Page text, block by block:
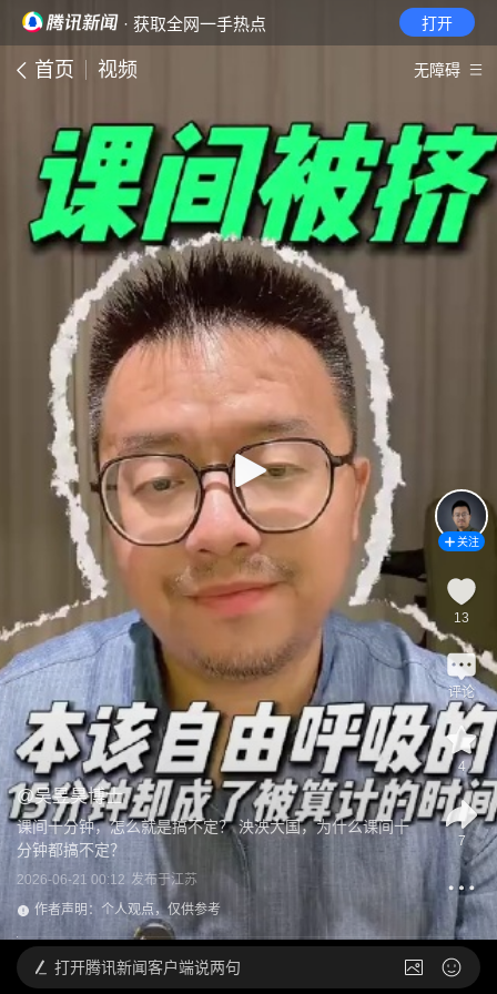
· 获取全网一手热点 打开
首页 视频 无障碍
@吴昱昊博士
课间十分钟，怎么就是搞不定？ 泱泱大国，为什么课间十
分钟都搞不定？
2026-06-21 00:12 发布于江苏
作者声明：个人观点，仅供参考
关注
13
评论
4
7
打开腾讯新闻客户端说两句